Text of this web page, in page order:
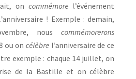
on commémore l’événement
! Exemple : demain,
nouscommémorerons
ou on célèbre l’anniversaire de ce
exemple : chaque 14 juillet, on
de la Bastille et on célèbre